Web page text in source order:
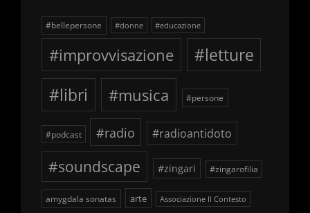
#bellepersone #donne #educazione
#improvvisazione
#letture
#libri
#musica #persone
#podcast #radio #radioantidoto
#soundscape #zingari #zingarofilia
amygdala sonatas arte Associazione Il Contesto